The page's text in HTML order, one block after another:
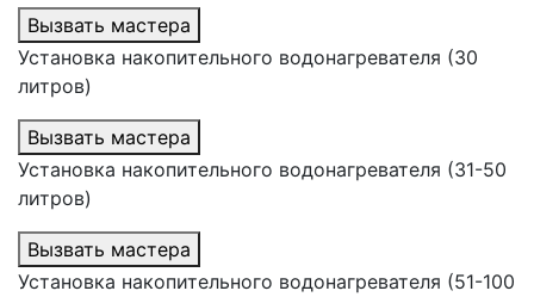
Вызвать мастера
Установка накопительного водонагревателя (30
литров)
Вызвать мастера
Установка накопительного водонагревателя (31-50
литров)
Вызвать мастера
Установка накопительного водонагревателя (51-100